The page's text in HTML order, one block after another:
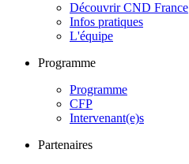
Découvrir CND France
Infos pratiques
L'équipe
Programme
Programme
CFP
Intervenant(e)s
Partenaires